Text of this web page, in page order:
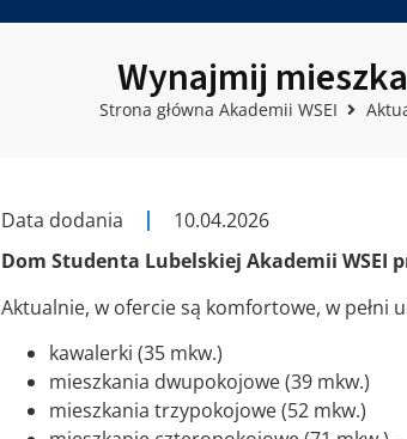
Wynajmij
Strona główna Akademii WSEI
Data dodania
10.04.2026
Dom Studenta Lubelskiej Akademii
Aktualnie, w ofercie są komfortowe, w pełni
kawalerki (35 mkw.)
mieszkania dwupokojowe (39 mkw.)
mieszkania trzypokojowe (52 mkw.)